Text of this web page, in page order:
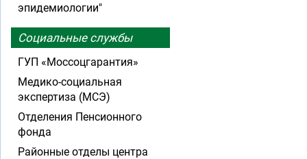
эпидемиологии"
Социальные службы
ГУП «Моссоцгарантия»
Медико-социальная
экспертиза (МСЭ)
Отделения Пенсионного
фонда
Районные отделы центра